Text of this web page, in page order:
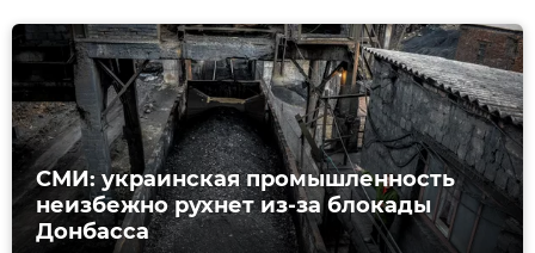
СМИ: украинская промышленность
неизбежно рухнет из-за блокады
Донбасса